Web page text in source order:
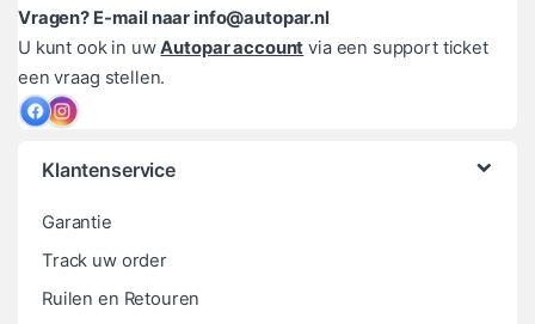
Vragen? E-mail naar info@autopar.nl
U kunt ook in uwAutopar account via een support ticket
een vraag stellen.
Klantenservice
Garantie
Track uw order
Ruilen en Retouren